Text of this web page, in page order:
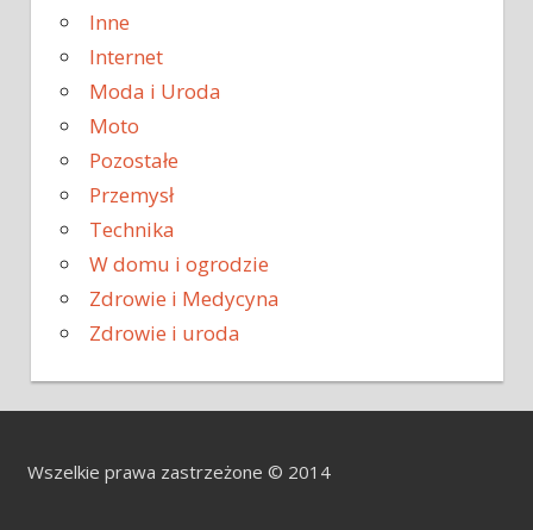
Inne
Internet
Moda i Uroda
Moto
Pozostałe
Przemysł
Technika
W domu i ogrodzie
Zdrowie i Medycyna
Zdrowie i uroda
Wszelkie prawa zastrzeżone © 2014